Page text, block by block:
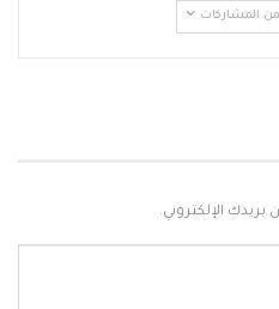
من المشاركات
بريدك الإلكتروني.